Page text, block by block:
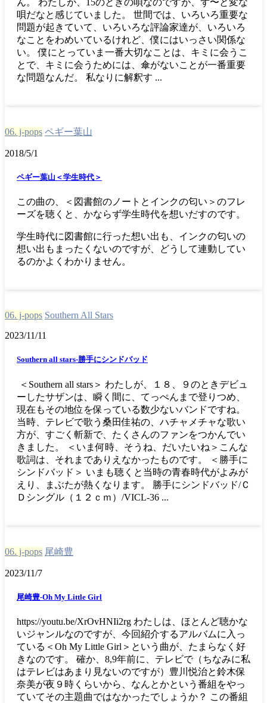
唄だなと感じていました。 世間では、いろいろ重要な
問題が起きていて、いろいろな評論家達が、いろいろ
なことをわめいているけれど、僕にはいっさい関係な
い。 僕にとっていま一番大切なことは、キミに会うこ
とで、キミに会うためには、傘がないことが一番重要
な問題なんだ。 私なりに解釈す ...
06. j-pops ペギー葉山
2018/5/1
ペギー葉山＜学生時代＞
この曲の、＜図書館のノートとインクの匂い＞のフレ
ーズを聴くと、かならず学生時代を想いだすのです。
学生時代に図書館に行った想い出も、インクの匂いの
想い出もまったくないのですが、どうして連動してい
るのかよくわかりません。
06. j-pops Southern All Stars
2023/11/11
Southern all stars-勝手にシンドバッド
＜Southern all stars＞ わたしが、１８、９のときデビュ
ーしたサザンは、瞬く間に、てっぺんまで登りつめ、
現在もその地位を保っている数少ないバンドですね。
当時、テレビで歌う桑田佳祐の、ハチャメチャな歌い
方が、すごく斬新で、たくさんのファンをつかんでい
きました。 ＜いま何時、そうね、だいたいね＞こんな
歌詞は、それまでありえなかったものです。 ＜勝手に
シンドバッド＞ いまも聴くと当時の青春時代がよみが
えり、まぶたが熱くなります。 勝手にシンドバッド/Ｃ
Ｄシングル（１２ｃｍ）/VICL-36 ...
06. j-pops 尾崎豊
2023/11/7
尾崎豊-Oh My Little Girl
https://youtu.be/XrOvHNIi2rg わたしは、ほとんど聴かな
いジャンルなのですが、今回紹介するアルバムに入っ
ている＜Oh My Little Girl＞という曲が、たまらなく好
きなのです。 確か、8,9年前に、テレビで（ちなみに私
はテレビはあまり見ないのですが）豊川悦治と鈴木保
奈美が夜９時くらいから、なんとかという番組をやっ
ていてその主題曲ではなかったでしょうか？ この番組